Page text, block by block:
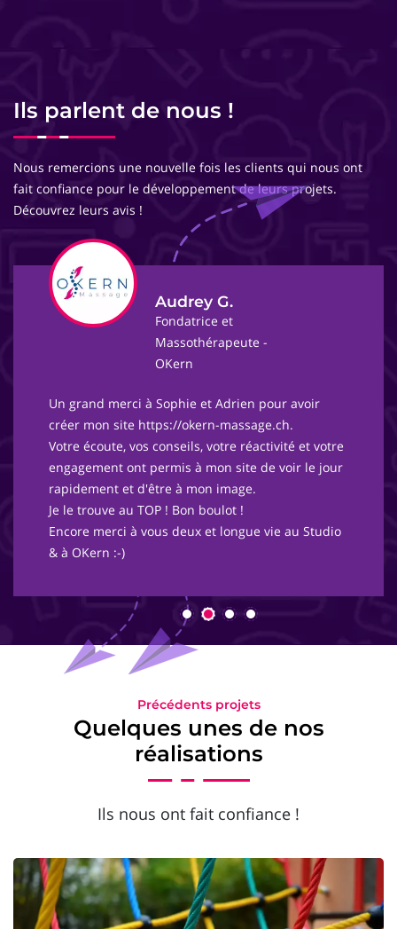
Ils parlent de nous !
Nous remercions une nouvelle fois les clients qui nous ont
fait confiance pour le développement de leurs projets.
Découvrez leurs avis !
Audrey G.
Fondatrice et
Massothérapeute -
OKern
Un grand merci à Sophie et Adrien pour avoir
créer mon site https://okern-massage.ch.
Votre écoute, vos conseils, votre réactivité et votre
engagement ont permis à mon site de voir le jour
rapidement et d'être à mon image.
Je le trouve au TOP ! Bon boulot !
Encore merci à vous deux et longue vie au Studio
& à OKern :-)
Précédents projets
Quelques unes de nos
réalisations
Ils nous ont fait confiance !